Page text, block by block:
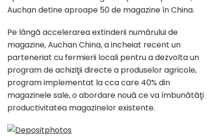
Auchan detine aproape 50 de magazine în China.
Pe lângă accelerarea extinderii numărului de
magazine, Auchan China, a incheiat recent un
parteneriat cu fermierii locali pentru a dezvolta un
program de achiziţii directe a produselor agricole,
program implementat la cca care 40% din
magazinele sale, o abordare nouă ce va îmbunătăţi
productivitatea magazinelor existente.